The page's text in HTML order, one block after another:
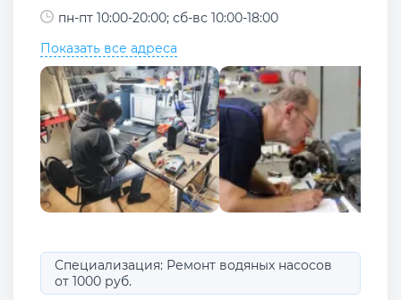
пн-пт 10:00-20:00; сб-вс 10:00-18:00
Показать все адреса
Специализация: Ремонт водяных насосов
от 1000 руб.